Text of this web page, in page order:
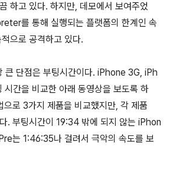
하고 있다. 하지만, 데모에서 보여주었
를 통해 실행되는 플랫폼의 한계인 속
으로 공격하고 있다.
큰 단점은 부팅시간이다. iPhone 3G, iPh
간을 비교한 아래 동영상을 보도록 하
으로 3가지 제품을 비교했지만, 각 제품
. 부팅시간이 19:34 밖에 되지 않는 iPhon
는 1:46:35나 걸려서 극악의 속도를 보